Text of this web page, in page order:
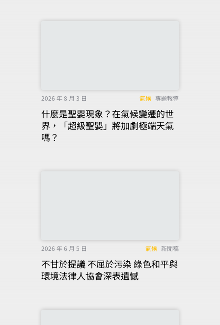
2026 年 8 月 3 日 氣候 專題報導
什麼是聖嬰現象？在氣候變遷的世
界，「超級聖嬰」將加劇極端天氣
嗎？
2026 年 6 月 5 日 氣候 新聞稿
不甘於提議 不屈於污染 綠色和平與
環境法律人協會深表遺憾